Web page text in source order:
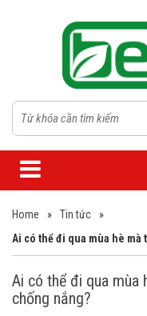
Home » Tin tức
»
Ai có thể đi qua mùa hè mà
Ai có thể đi qua mùa
chống nắng?